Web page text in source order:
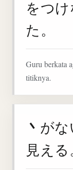
をつ
た。
Guru berkata
titiknya.
丶 が
見える